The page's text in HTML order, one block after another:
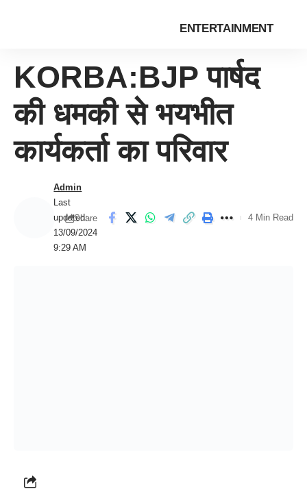
ENTERTAINMENT
KORBA:BJP पार्षद
की धमकी से भयभीत
कार्यकर्ता का परिवार
Last
updated:
13/09/2024
9:29 AM
Admin
Share 4 Min Read